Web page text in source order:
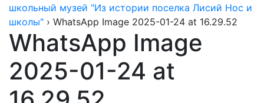
школьный музей "Из истории поселка Лисий Нос и
школы" › WhatsApp Image 2025-01-24 at 16.29.52
WhatsApp Image
2025-01-24 at